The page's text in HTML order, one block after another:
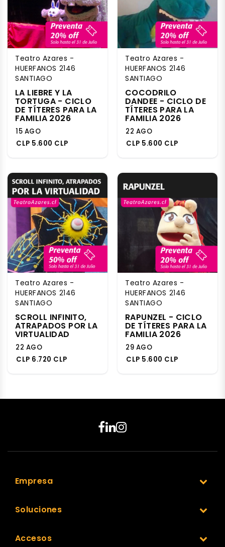
Teatro Azares -
HUERFANOS 2146
SANTIAGO
LA LIEBRE Y LA
TORTUGA - CICLO
DE TÍTERES PARA LA
FAMILIA 2026
15 AGO
CLP 5.600 CLP
Teatro Azares -
HUERFANOS 2146
SANTIAGO
COCODRILO
DANDEE - CICLO DE
TÍTERES PARA LA
FAMILIA 2026
22 AGO
CLP 5.600 CLP
Teatro Azares -
HUERFANOS 2146
SANTIAGO
SCROLL INFINITO,
ATRAPADOS POR LA
VIRTUALIDAD
22 AGO
CLP 6.720 CLP
Teatro Azares -
HUERFANOS 2146
SANTIAGO
RAPUNZEL - CICLO
DE TÍTERES PARA LA
FAMILIA 2026
29 AGO
CLP 5.600 CLP
Empresa
Soluciones
Accesos